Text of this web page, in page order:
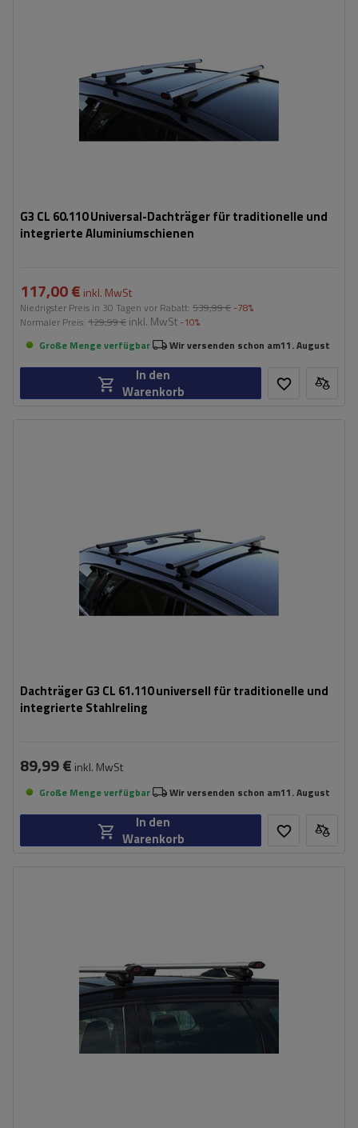
G3 CL 60.110 Universal-Dachträger für traditionelle und
integrierte Aluminiumschienen
117,00 € inkl. MwSt
Niedrigster Preis in 30 Tagen vor Rabatt: 539,99 € -78%
Normaler Preis: 129,99 € inkl. MwSt -10%
Große Menge verfügbar
Wir versenden schon am11. August
In den
Warenkorb
Dachträger G3 CL 61.110 universell für traditionelle und
integrierte Stahlreling
89,99 € inkl. MwSt
Große Menge verfügbar Wir versenden schon am11. August
In den
Warenkorb